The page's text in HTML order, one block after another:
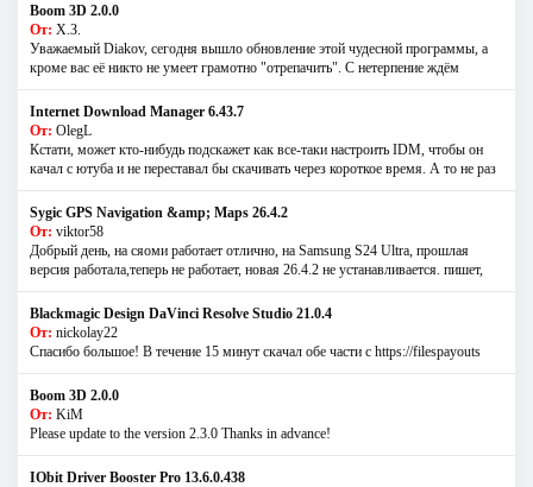
Boom 3D 2.0.0
От: Х.З.
Уважаемый Diakov, сегодня вышло обновление этой чудесной программы, а
кроме вас её никто не умеет грамотно "отрепачить". С нетерпение ждём
Internet Download Manager 6.43.7
От: OlegL
Кстати, может кто-нибудь подскажет как все-таки настроить IDM, чтобы он
качал с ютуба и не переставал бы скачивать через короткое время. А то не раз
Sygic GPS Navigation &amp; Maps 26.4.2
От: viktor58
Добрый день, на сяоми работает отлично, на Samsung S24 Ultra, прошлая
версия работала,теперь не работает, новая 26.4.2 не устанавливается. пишет,
Blackmagic Design DaVinci Resolve Studio 21.0.4
От: nickolay22
Спасибо большое! В течение 15 минут скачал обе части с https://filespayouts
Boom 3D 2.0.0
От: KiM
Please update to the version 2.3.0 Thanks in advance!
IObit Driver Booster Pro 13.6.0.438